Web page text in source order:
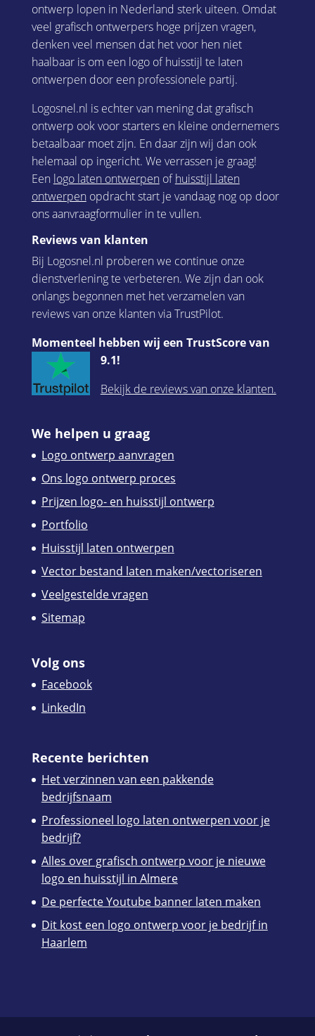
ontwerp lopen in Nederland sterk uiteen. Omdat
veel grafisch ontwerpers hoge prijzen vragen,
denken veel mensen dat het voor hen niet
haalbaar is om een logo of huisstijl te laten
ontwerpen door een professionele partij.
Logosnel.nl is echter van mening dat grafisch
ontwerp ook voor starters en kleine ondernemers
betaalbaar moet zijn. En daar zijn wij dan ook
helemaal op ingericht. We verrassen je graag!
Een logo laten ontwerpenofhuisstijl laten
ontwerpenopdracht start je vandaag nog op door
ons aanvraagformulier in te vullen.
Reviews van klanten
Bij Logosnel.nl proberen we continue onze
dienstverlening te verbeteren. We zijn dan ook
onlangs begonnen met het verzamelen van
reviews van onze klanten via TrustPilot.
Momenteel hebben wij een TrustScore van
9.1!
Bekijk de reviews van onze klanten.
We helpen u graag
Logo ontwerp aanvragen
Ons logo ontwerp proces
Prijzen logo- en huisstijl ontwerp
Portfolio
Huisstijl laten ontwerpen
Vector bestand laten maken/vectoriseren
Veelgestelde vragen
Sitemap
Volg ons
Facebook
LinkedIn
Recente berichten
Het verzinnen van een pakkende
bedrijfsnaam
Professioneel logo laten ontwerpen voor je
bedrijf?
Alles over grafisch ontwerp voor je nieuwe
logo en huisstijl in Almere
De perfecte Youtube banner laten maken
Dit kost een logo ontwerp voor je bedrijf in
Haarlem